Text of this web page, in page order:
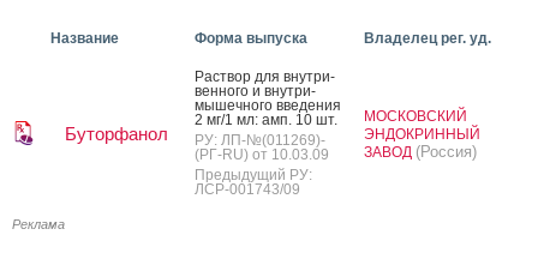
Название Форма выпуска Владелец рег. уд.
Буторфанол
Рас­твор для внут­ри­
вен­но­го и внут­ри­
мышеч­но­го вве­дения
2 мг/1 мл: амп. 10 шт.
РУ: ЛП-№(011269)-
(РГ-RU) от 10.03.09
Предыдущий РУ:
ЛСР-001743/09
МОСКОВСКИЙ
ЭНДОКРИННЫЙ
ЗАВОД (Россия)
Реклама